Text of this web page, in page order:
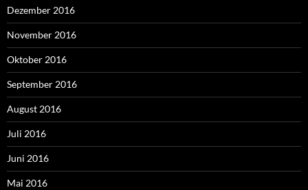
Dezember 2016
November 2016
Oktober 2016
September 2016
August 2016
Juli 2016
Juni 2016
Mai 2016